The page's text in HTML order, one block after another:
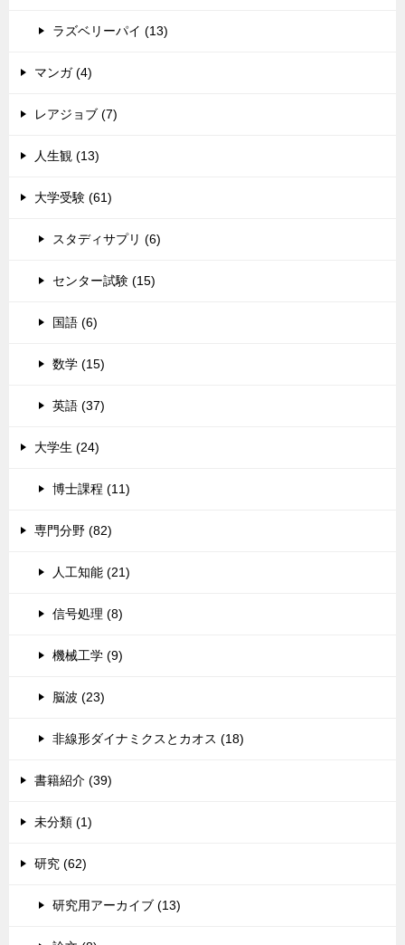
ラズベリーパイ (13)
マンガ (4)
レアジョブ (7)
人生観 (13)
大学受験 (61)
スタディサプリ (6)
センター試験 (15)
国語 (6)
数学 (15)
英語 (37)
大学生 (24)
博士課程 (11)
専門分野 (82)
人工知能 (21)
信号処理 (8)
機械工学 (9)
脳波 (23)
非線形ダイナミクスとカオス (18)
書籍紹介 (39)
未分類 (1)
研究 (62)
研究用アーカイブ (13)